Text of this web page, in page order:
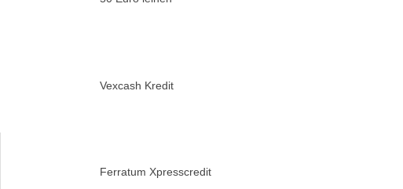
Vexcash Kredit
Ferratum Xpresscredit